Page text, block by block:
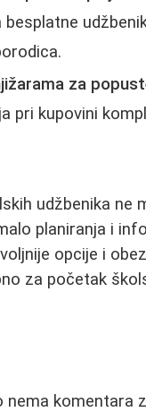
besplatne
za
pri kupovini
udžbenika ne
planiranja i
opcije i
za početak
nema komentara